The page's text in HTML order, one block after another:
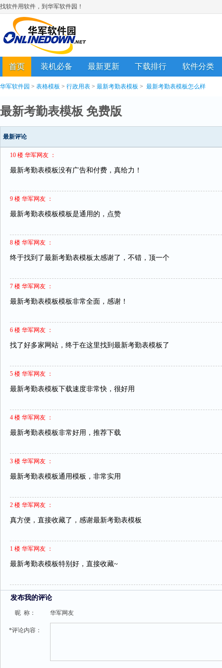
找软件用软件，到华军软件园！
首页 装机必备 最新更新 下载排行 软件分类
华军软件园 > 表格模板 > 行政用表 > 最新考勤表模板 > 最新考勤表模板怎么样
最新考勤表模板 免费版
最新评论
10 楼 华军网友 ：
最新考勤表模板没有广告和付费，真给力！
9 楼 华军网友 ：
最新考勤表模板模板是通用的，点赞
8 楼 华军网友 ：
终于找到了最新考勤表模板太感谢了，不错，顶一个
7 楼 华军网友 ：
最新考勤表模板模板非常全面，感谢！
6 楼 华军网友 ：
找了好多家网站，终于在这里找到最新考勤表模板了
5 楼 华军网友 ：
最新考勤表模板下载速度非常快，很好用
4 楼 华军网友 ：
最新考勤表模板非常好用，推荐下载
3 楼 华军网友 ：
最新考勤表模板通用模板，非常实用
2 楼 华军网友 ：
真方便，直接收藏了，感谢最新考勤表模板
1 楼 华军网友 ：
最新考勤表模板特别好，直接收藏~
发布我的评论
昵 称： 华军网友
*评论内容：